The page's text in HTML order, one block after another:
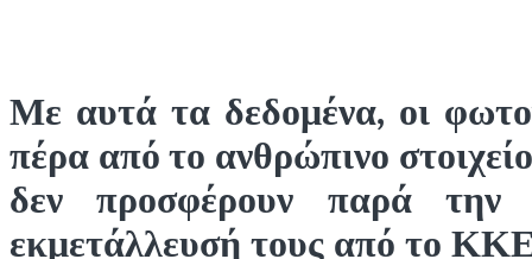
Με αυτά τα δεδομένα, οι
πέρα από το ανθρώπινο
δεν προσφέρουν παρά την
εκμετάλλευσή τους από το